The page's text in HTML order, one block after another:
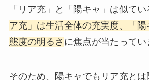
「リア充」と「陽キャ」は似てい
ア充」は生活全体の充実度、「
態度の明るさ に焦点が当たってい
そのため、陽キャでもリア充と